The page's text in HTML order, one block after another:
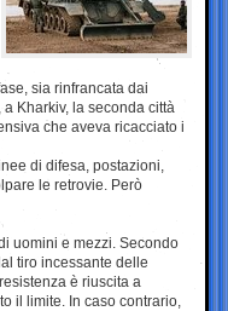
sia rinfrancata dai
Kharkiv, la seconda città
che aveva ricacciato i
di difesa, postazioni,
le retrovie. Però
uomini e mezzi. Secondo
tiro incessante delle
è riuscita a
il limite. In caso contrario,